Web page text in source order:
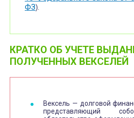
ФЗ).
КРАТКО ОБ УЧЕТЕ
ПОЛУЧЕННЫХ ВЕКСЕЛЕЙ
Вексель — долговой
представляющий